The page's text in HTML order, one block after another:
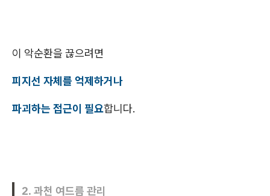
이 악순환을 끊으려면
피지선 자체를 억제하거나
파괴하는 접근이 필요합니다.
2. 과천 여드름 관리